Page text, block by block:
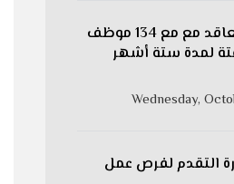
الانتهاء من التعاقد مع مع 134 موظف
لمدة ستة أشهر
Wednesday,
التقدم لفرص عمل